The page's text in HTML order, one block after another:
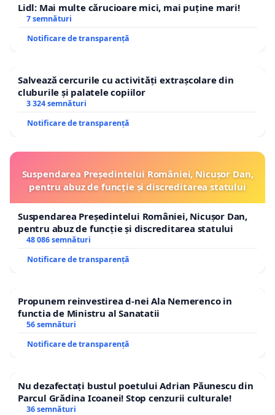
Lidl: Mai multe cărucioare mici, mai puține mari!
7 semnături
Notificare de transparență
Salvează cercurile cu activități extrașcolare din
cluburile și palatele copiilor
3 324 semnături
Notificare de transparență
Suspendarea Președintelui României, Nicușor Dan,
pentru abuz de funcție și discreditarea statului
Suspendarea Președintelui României, Nicușor Dan,
pentru abuz de funcție și discreditarea statului
48 086 semnături
Notificare de transparență
Propunem reinvestirea d-nei Ala Nemerenco in
functia de Ministru al Sanatatii
56 semnături
Notificare de transparență
Nu dezafectați bustul poetului Adrian Păunescu din
Parcul Grădina Icoanei! Stop cenzurii culturale!
36 semnături